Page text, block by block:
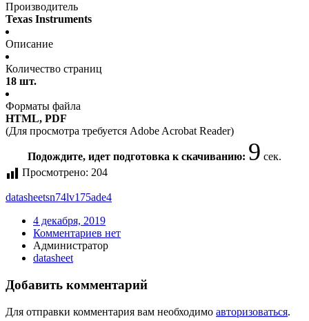
Производитель
Texas Instruments
Описание
Количество страниц
18 шт.
Форматы файла
HTML, PDF
(Для просмотра требуется Adobe Acrobat Reader)
Подождите, идет подготовка к скачиванию: 9 сек.
Просмотрено: 204
datasheetsn74lv175ade4
4 декабря, 2019
Комментариев нет
Администратор
datasheet
Добавить комментарий
Для отправки комментария вам необходимо авторизоваться.